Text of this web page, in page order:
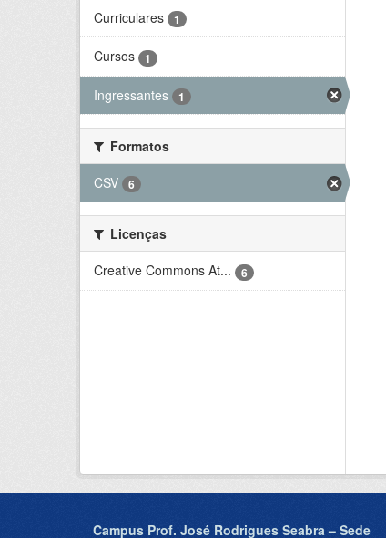
Curriculares 1
Cursos 1
Ingressantes 1
Formatos
CSV
6
Licenças
Creative Commons At...
6
Campus Prof. José Rodrigues Seabra – Sede